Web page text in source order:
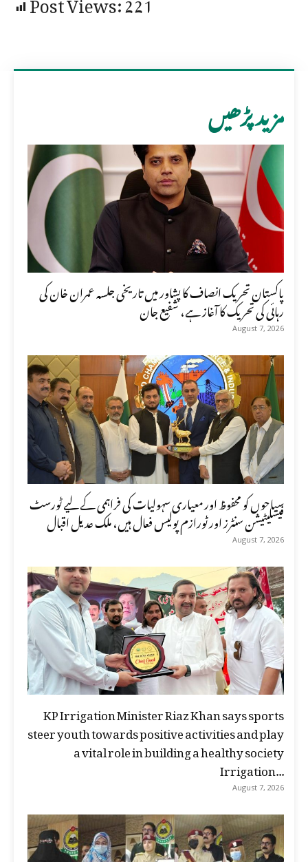
مزید پڑھیں
پاکستان تحریک انصاف کا پشاور میں تاریخی جلسہ عمران خان کی
رہائی کی تحریک کا آغاز ہے، شفیع جان
August 7, 2026
سیاحوں کو محفوظ اور معیاری سہولیات کی فراہمی کے لیے ٹورسٹ
فیسلیٹیشن سنٹرز اور ٹورازم پولیس فعال ہیں، ملک عدیل اقبال
August 7, 2026
KP Irrigation Minister Riaz Khan says sports
steer youth towards positive activities and play
a vital role in building a healthy society
Irrigation...
August 7, 2026